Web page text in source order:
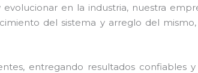
en la industria, nuestra
del sistema y arreglo del
entregando resultados confiables